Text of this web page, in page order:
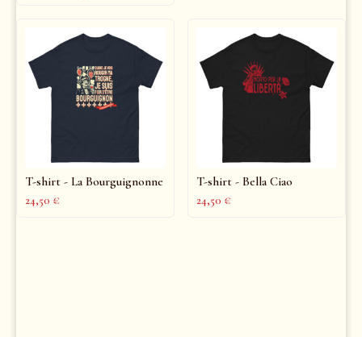
T-shirt - La Bourguignonne
24,50 €
T-shirt - Bella Ciao
24,50 €